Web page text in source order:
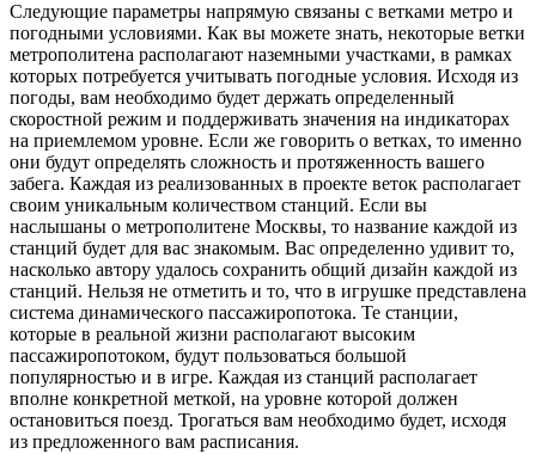
Следующие параметры напрямую связаны с ветками метро и
погодными условиями. Как вы можете знать, некоторые ветки
метрополитена располагают наземными участками, в рамках
которых потребуется учитывать погодные условия. Исходя из
погоды, вам необходимо будет держать определенный
скоростной режим и поддерживать значения на индикаторах
на приемлемом уровне. Если же говорить о ветках, то именно
они будут определять сложность и протяженность вашего
забега. Каждая из реализованных в проекте веток располагает
своим уникальным количеством станций. Если вы
наслышаны о метрополитене Москвы, то название каждой из
станций будет для вас знакомым. Вас определенно удивит то,
насколько автору удалось сохранить общий дизайн каждой из
станций. Нельзя не отметить и то, что в игрушке представлена
система динамического пассажиропотока. Те станции,
которые в реальной жизни располагают высоким
пассажиропотоком, будут пользоваться большой
популярностью и в игре. Каждая из станций располагает
вполне конкретной меткой, на уровне которой должен
остановиться поезд. Трогаться вам необходимо будет, исходя
из предложенного вам расписания.